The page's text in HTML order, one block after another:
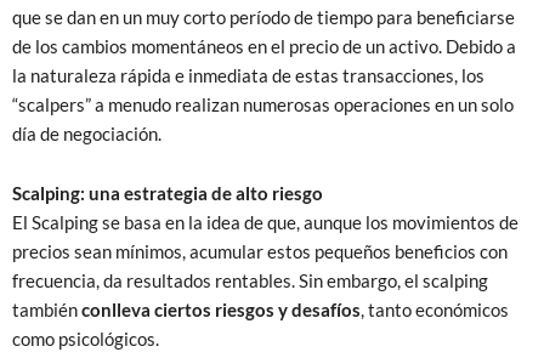
que se dan en un muy corto período de tiempo para beneficiarse
de los cambios momentáneos en el precio de un activo. Debido a
la naturaleza rápida e inmediata de estas transacciones, los
“scalpers” a menudo realizan numerosas operaciones en un solo
día de negociación.
Scalping: una estrategia de alto riesgo
El Scalping se basa en la idea de que, aunque los movimientos de
precios sean mínimos, acumular estos pequeños beneficios con
frecuencia, da resultados rentables. Sin embargo, el scalping
tambiénconlleva ciertos riesgos y desafíos, tanto económicos
como psicológicos.